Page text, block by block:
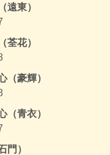
遠東）
荃花）
（豪輝）
（青衣）
門）